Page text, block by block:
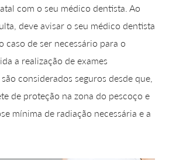
com o seu médico dentista. Ao
deve avisar o seu médico dentista
caso de ser necessário para o
a realização de exames
considerados seguros desde que,
de proteção na zona do pescoço e
mínima de radiação necessária e a